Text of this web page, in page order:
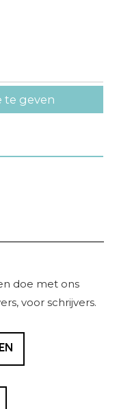
te geven
doe met ons
voor schrijvers.